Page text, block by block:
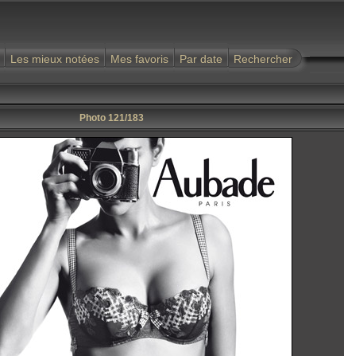
Les mieux notées Mes favoris Par date Rechercher
Photo 121/183